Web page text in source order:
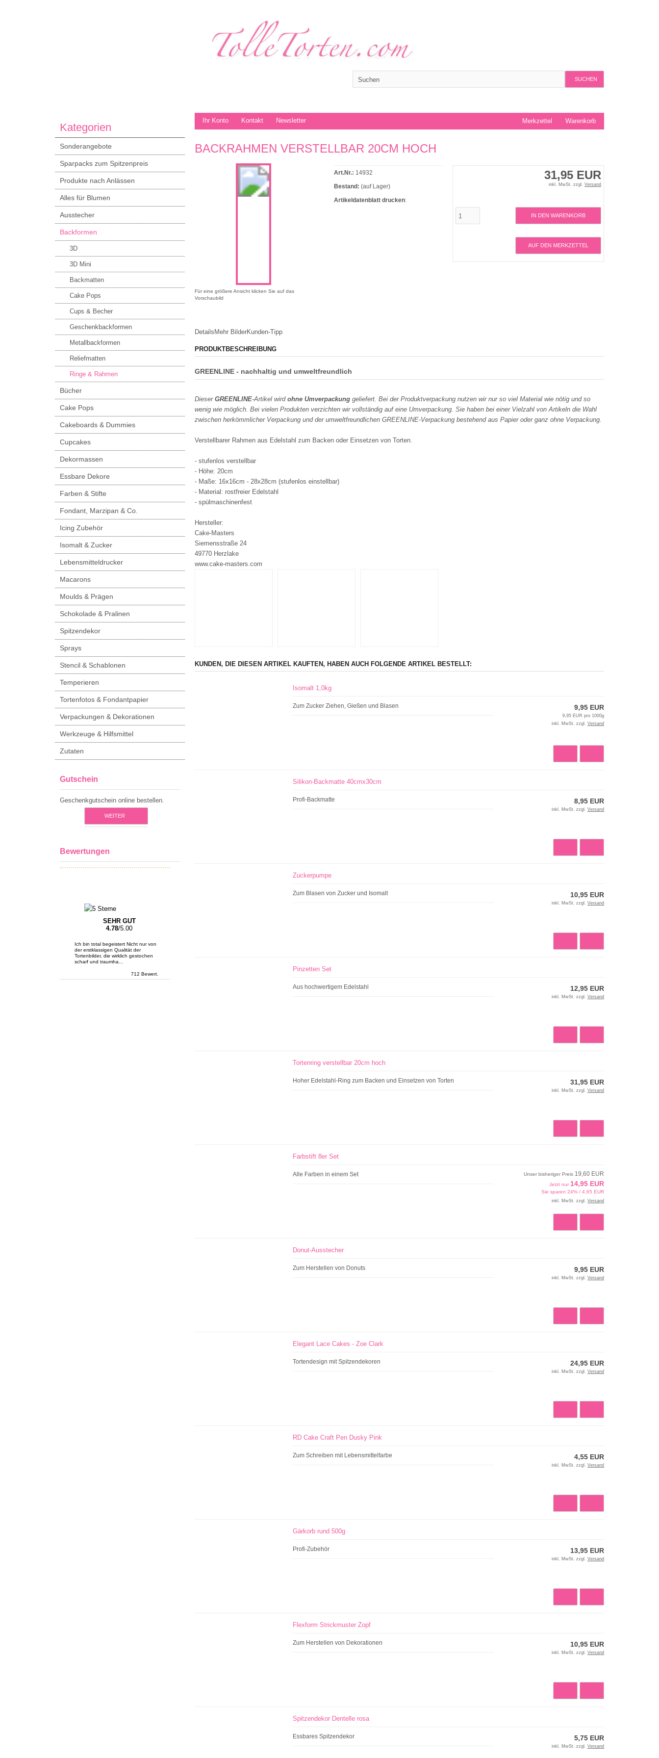
SUCHEN
Ihr Konto Kontakt Newsletter Warenkorb
Merkzettel
BACKRAHMEN VERSTELLBAR 20CM HOCH
Für eine größere Ansicht klicken Sie auf das
Vorschaubild
31,95 EUR
inkl. MwSt. zzgl. Versand
IN DEN WARENKORB
AUF DEN MERKZETTEL
Art.Nr.: 14932
Bestand: (auf Lager)
Artikeldatenblatt drucken:
Details Mehr BilderKunden-Tipp
PRODUKTBESCHREIBUNG
GREENLINE - nachhaltig und umweltfreundlich
Dieser GREENLINE-Artikel wird ohne Umverpackung geliefert. Bei der Produktverpackung nutzen wir nur so viel Material wie nötig und so
wenig wie möglich. Bei vielen Produkten verzichten wir vollständig auf eine Umverpackung. Sie haben bei einer Vielzahl von Artikeln die Wahl
zwischen herkömmlicher Verpackung und der umweltfreundlichen GREENLINE-Verpackung bestehend aus Papier oder ganz ohne Verpackung.
Verstellbarer Rahmen aus Edelstahl zum Backen oder Einsetzen von Torten.
- stufenlos verstellbar
- Höhe: 20cm
- Maße: 16x16cm - 28x28cm (stufenlos einstellbar)
- Material: rostfreier Edelstahl
- spülmaschinenfest
Hersteller:
Cake-Masters
Siemensstraße 24
49770 Herzlake
www.cake-masters.com
KUNDEN, DIE DIESEN ARTIKEL KAUFTEN, HABEN AUCH FOLGENDE ARTIKEL BESTELLT:
Isomalt 1,0kg
Zum Zucker Ziehen, Gießen und Blasen 9,95 EUR
9,95 EUR pro 1000g
inkl. MwSt. zzgl. Versand
Silikon-Backmatte 40cmx30cm
Profi-Backmatte 8,95 EUR
inkl. MwSt. zzgl. Versand
Zuckerpumpe
Zum Blasen von Zucker und Isomalt 10,95 EUR
inkl. MwSt. zzgl. Versand
Pinzetten Set
Aus hochwertigem Edelstahl 12,95 EUR
inkl. MwSt. zzgl. Versand
Tortenring verstellbar 20cm hoch
Hoher Edelstahl-Ring zum Backen und Einsetzen von Torten 31,95 EUR
inkl. MwSt. zzgl. Versand
Farbstift 8er Set
Alle Farben in einem Set Unser bisheriger Preis 19,60 EUR
Jetzt nur 14,95 EUR
Sie sparen 24% / 4,65 EUR
inkl. MwSt. zzgl. Versand
Donut-Ausstecher
Zum Herstellen von Donuts 9,95 EUR
inkl. MwSt. zzgl. Versand
Elegant Lace Cakes - Zoe Clark
Tortendesign mit Spitzendekoren 24,95 EUR
inkl. MwSt. zzgl. Versand
RD Cake Craft Pen Dusky Pink
Zum Schreiben mit Lebensmittelfarbe 4,55 EUR
inkl. MwSt. zzgl. Versand
Gärkorb rund 500g
Profi-Zubehör 13,95 EUR
inkl. MwSt. zzgl. Versand
Flexform Strickmuster Zopf
Zum Herstellen von Dekorationen 10,95 EUR
inkl. MwSt. zzgl. Versand
Spitzendekor Dentelle rosa
Essbares Spitzendekor 5,75 EUR
inkl. MwSt. zzgl. Versand
Kategorien
Sonderangebote
Sparpacks zum Spitzenpreis
Produkte nach Anlässen
Alles für Blumen
Ausstecher
Backformen
3D
3D Mini
Backmatten
Cake Pops
Cups & Becher
Geschenkbackformen
Metallbackformen
Reliefmatten
Ringe & Rahmen
Bücher
Cake Pops
Cakeboards & Dummies
Cupcakes
Dekormassen
Essbare Dekore
Farben & Stifte
Fondant, Marzipan & Co.
Icing Zubehör
Isomalt & Zucker
Lebensmitteldrucker
Macarons
Moulds & Prägen
Schokolade & Pralinen
Spitzendekor
Sprays
Stencil & Schablonen
Temperieren
Tortenfotos & Fondantpapier
Verpackungen & Dekorationen
Werkzeuge & Hilfsmittel
Zutaten
Gutschein
Geschenkgutschein online bestellen.
WEITER
Bewertungen
SEHR GUT
4.78/5.00
Ich bin total begeistert Nicht nur von
der erstklassigen Qualität der
Tortenbilder, die wirklich gestochen
scharf und traumha...
712 Bewert.